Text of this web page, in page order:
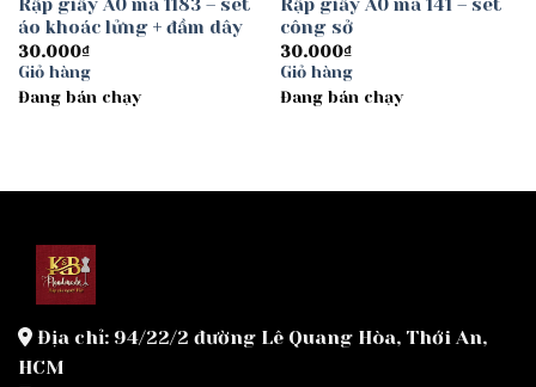
áo khoác lửng + đầm dây
30.000₫
Giỏ hàng
Đang bán chạy
công sở
30.000₫
Giỏ hàng
Đang bán chạy
Địa chỉ: 94/22/2 đường Lê Quang Hòa, Thới An,
HCM